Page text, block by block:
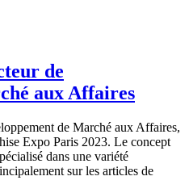
de
aux Affaires
de Marché aux Affaires,
Expo Paris 2023. Le concept
dans une variété
sur les articles de